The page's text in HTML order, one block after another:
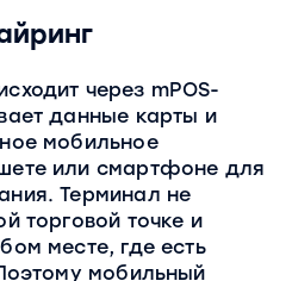
через mPOS-
данные карты и
мобильное
или смартфоне для
Терминал не
торговой точке и
месте, где есть
мобильный